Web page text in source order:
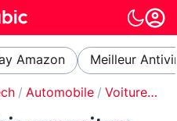
Amazon Meilleur
Automobile Voitures électriques